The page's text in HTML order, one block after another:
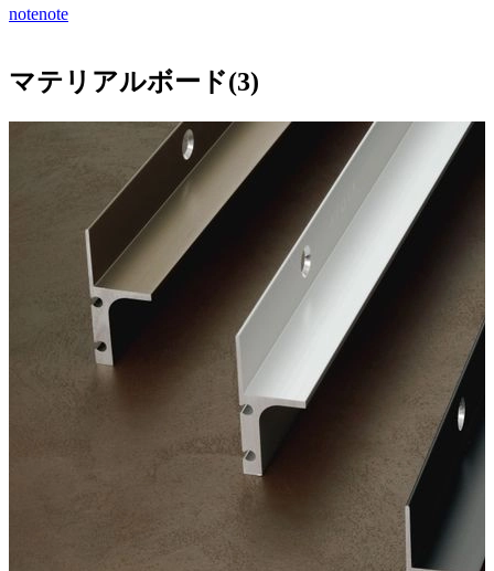
notenote
マテリアルボード(3)